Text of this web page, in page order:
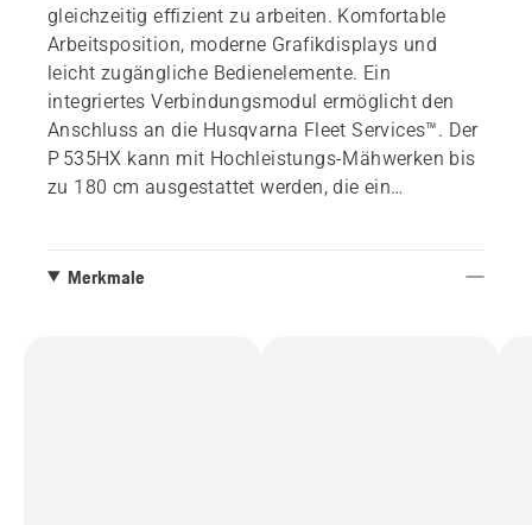
gleichzeitig effizient zu arbeiten. Komfortable
Arbeitsposition, moderne Grafikdisplays und
leicht zugängliche Bedienelemente. Ein
integriertes Verbindungsmodul ermöglicht den
Anschluss an die Husqvarna Fleet Services™. Der
P 535HX kann mit Hochleistungs-Mähwerken bis
zu 180 cm ausgestattet werden, die ein
Räder, des Allradantriebs und der Knicklenkung
Merkmale